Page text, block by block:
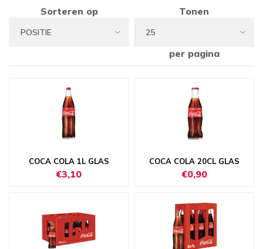
Sorteren op Tonen
per pagina
COCA COLA 1L GLAS
€3,10
COCA COLA 20CL GLAS
€0,90